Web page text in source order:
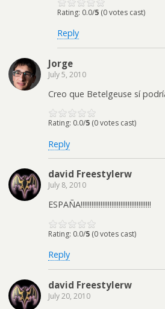
Rating: 0.0/5 (0 votes cast)
Reply
Jorge
July 5, 2010
Creo que Betelgeuse sí
Rating: 0.0/5 (0 votes cast)
Reply
david Freestylerw
July 8, 2010
ESPAÑA!!!!!!!!!!!!!!!!!!!!!!!!!!!!!!!!!!!!!!!
Rating: 0.0/5 (0 votes cast)
Reply
david Freestylerw
July 20, 2010